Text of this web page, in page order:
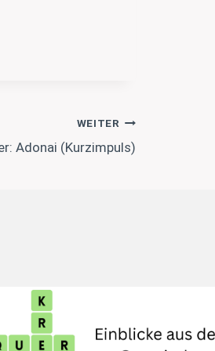
WEITER
Adonai (Kurzimpuls)